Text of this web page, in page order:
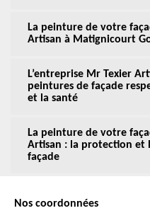
La peinture de votre
Artisan à Matignicourt
L’entreprise Mr Texier
peintures de façade
et la santé
La peinture de votre
Artisan : la protection et
façade
Nos coordonnées